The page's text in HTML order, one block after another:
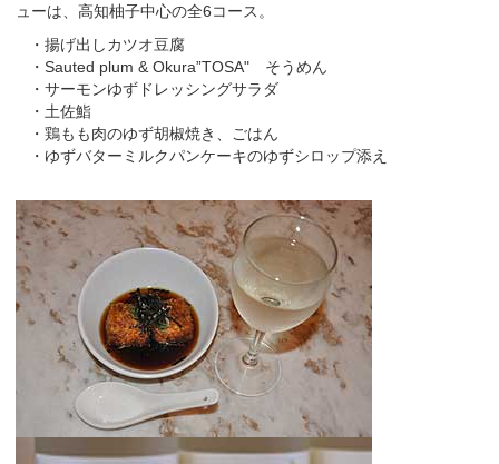
ューは、高知柚子中心の全6コース。
・揚げ出しカツオ豆腐
・Sauted plum & Okura”TOSA" そうめん
・サーモンゆずドレッシングサラダ
・土佐鮨
・鶏もも肉のゆず胡椒焼き、ごはん
・ゆずバターミルクパンケーキのゆずシロップ添え